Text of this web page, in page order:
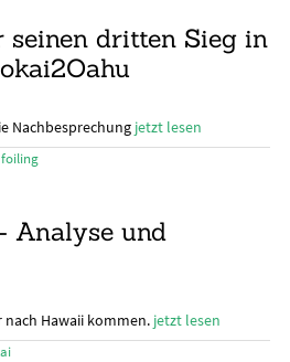
seinen dritten Sieg in
Nachbesprechung jetzt lesen
Analyse und
nach Hawaii kommen. jetzt lesen